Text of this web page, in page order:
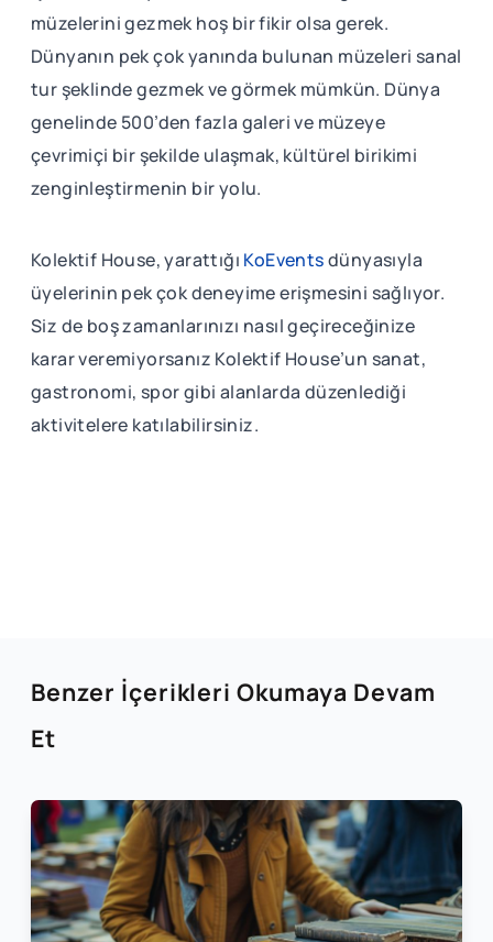
müzelerini gezmek hoş bir fikir olsa gerek.
Dünyanın pek çok yanında bulunan müzeleri sanal
tur şeklinde gezmek ve görmek mümkün. Dünya
genelinde 500’den fazla galeri ve müzeye
çevrimiçi bir şekilde ulaşmak, kültürel birikimi
zenginleştirmenin bir yolu.
Kolektif House, yarattığı KoEventsdünyasıyla
üyelerinin pek çok deneyime erişmesini sağlıyor.
Siz de boş zamanlarınızı nasıl geçireceğinize
karar veremiyorsanız Kolektif House’un sanat,
gastronomi, spor gibi alanlarda düzenlediği
aktivitelere katılabilirsiniz.
Benzer İçerikleri Okumaya Devam
Et